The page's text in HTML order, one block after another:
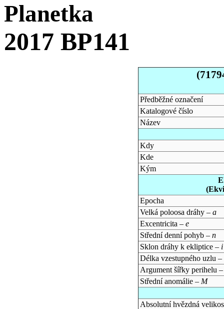
Planetka
2017 BP141
Předběžné označení
Katalogové číslo
Název
Kdy
Kde
Kým
Epocha
Velká poloosa dráhy – a
Excentricita – e
Střední denní pohyb – n
Sklon dráhy k ekliptice – i
Délka vzestupného uzlu –
Argument šířky perihelu
Střední anomálie – M
Absolutní hvězdná